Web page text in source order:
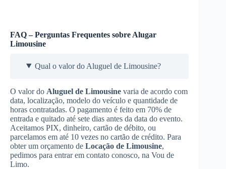
FAQ – Perguntas Frequentes sobre Alugar
Limousine
Qual o valor do Aluguel de Limousine?
O valor do Aluguel de Limousine varia de acordo com
data, localização, modelo do veículo e quantidade de
horas contratadas. O pagamento é feito em 70% de
entrada e quitado até sete dias antes da data do evento.
Aceitamos PIX, dinheiro, cartão de débito, ou
parcelamos em até 10 vezes no cartão de crédito. Para
obter um orçamento de Locação de Limousine,
pedimos para entrar em contato conosco, na Vou de
Limo.